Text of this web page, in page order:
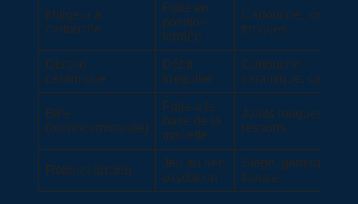
Mitigeur à
cartouche
Fuite en
position
fermée
Cartouche, joints
toriques
Disque
céramique
Débit
irrégulier
Cartouche
céramique, calcaire
Bille
(monocommande)
Fuite à la
base de la
manette
Joints toriques,
ressorts
Robinet ancien
Jeu au bec,
oxydation
Siège, garniture,
filasse